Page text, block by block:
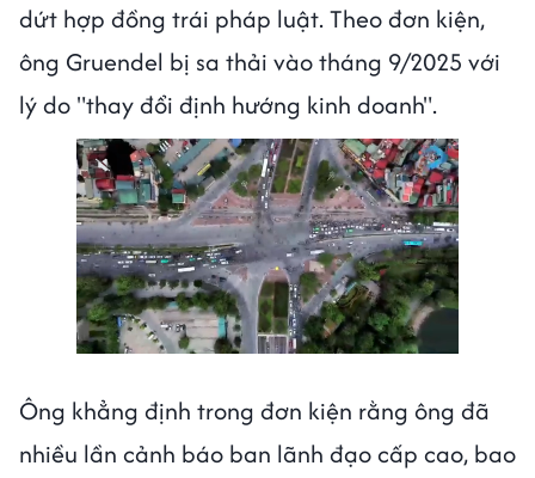
dứt hợp đồng trái pháp luật. Theo đơn kiện,
ông Gruendel bị sa thải vào tháng 9/2025 với
lý do "thay đổi định hướng kinh doanh".
Ông khẳng định trong đơn kiện rằng ông đã
nhiều lần cảnh báo ban lãnh đạo cấp cao, bao